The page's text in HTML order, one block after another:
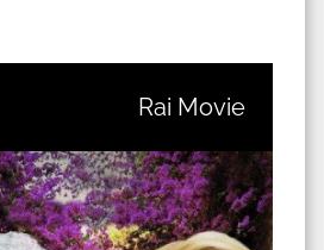
Rai Movie